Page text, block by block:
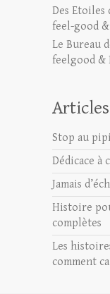
Des Etoiles
feel-good
Le Bureau
feelgood &
Stop au
Dédicace à
Jamais
Histoire
complètes
Les
comment